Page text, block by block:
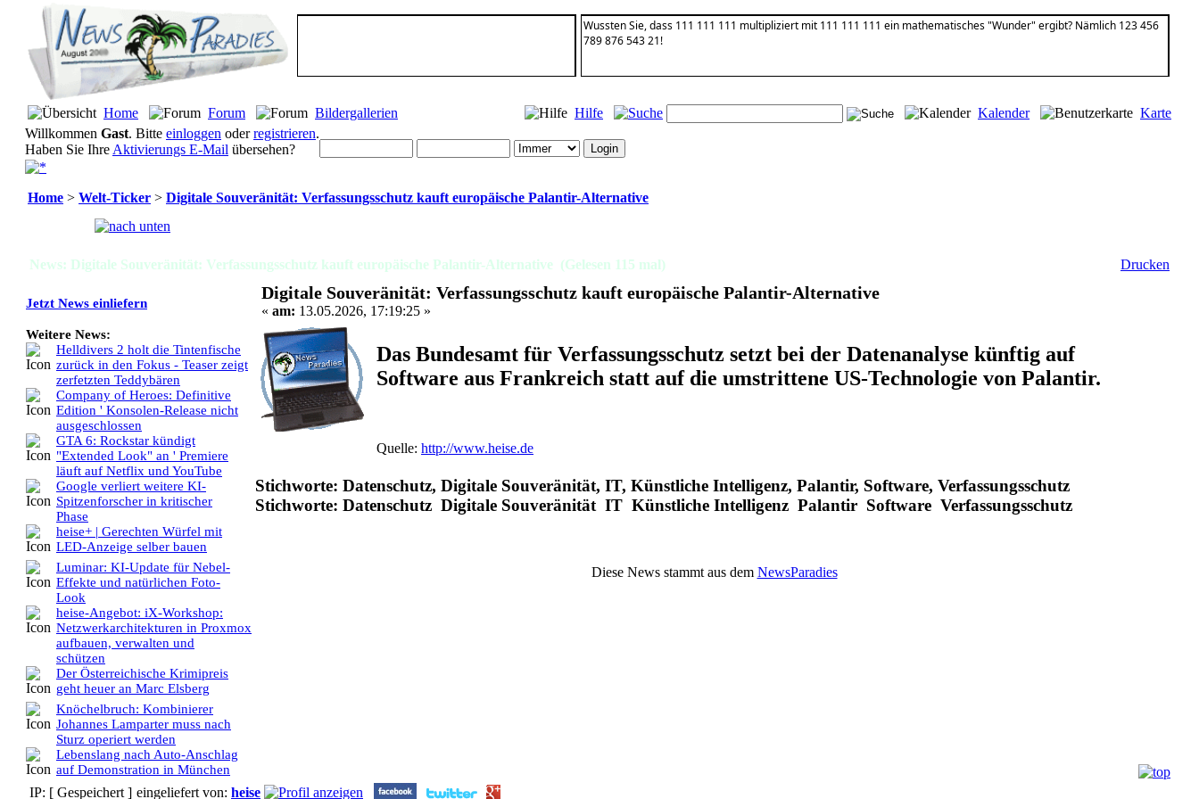
Wussten Sie, dass 111 111 111 multipliziert mit 111 111 111 ein mathematisches "Wunder" ergibt? Nämlich 123 456
789 876 543 21!
Home Forum Bildergallerien Hilfe Kalender
Karte
Willkommen Gast. Bitte einloggen oderregistrieren.
Haben Sie Ihre Aktivierungs E-Mail übersehen?
Home > Welt-Ticker > Digitale Souveränität: Verfassungsschutz kauft europäische Palantir-Alternative
News: Digitale Souveränität: Verfassungsschutz kauft europäische Palantir-Alternative (Gelesen 115 mal) Drucken
Jetzt News einliefern
Weitere News:
Helldivers 2 holt die Tintenfische
zurück in den Fokus - Teaser zeigt
zerfetzten Teddybären
Company of Heroes: Definitive
Edition ' Konsolen-Release nicht
ausgeschlossen
GTA 6: Rockstar kündigt
"Extended Look" an ' Premiere
läuft auf Netflix und YouTube
Google verliert weitere KI-
Spitzenforscher in kritischer
Phase
heise+ | Gerechten Würfel mit
LED-Anzeige selber bauen
Luminar: KI-Update für Nebel-
Effekte und natürlichen Foto-
Look
heise-Angebot: iX-Workshop:
Netzwerkarchitekturen in Proxmox
aufbauen, verwalten und
schützen
Der Österreichische Krimipreis
geht heuer an Marc Elsberg
Knöchelbruch: Kombinierer
Johannes Lamparter muss nach
Sturz operiert werden
Lebenslang nach Auto-Anschlag
auf Demonstration in München
Digitale Souveränität: Verfassungsschutz kauft europäische Palantir-Alternative
« am: 13.05.2026, 17:19:25 »
Das Bundesamt für Verfassungsschutz setzt bei der Datenanalyse künftig auf
Software aus Frankreich statt auf die umstrittene US-Technologie von Palantir.
Quelle: http://www.heise.de
Stichworte: Datenschutz, Digitale Souveränität, IT, Künstliche Intelligenz, Palantir, Software, Verfassungsschutz
Stichworte: Datenschutz Digitale Souveränität IT Künstliche Intelligenz Palantir Software Verfassungsschutz
Diese News stammt aus dem NewsParadies
IP: [ Gespeichert ] eingeliefert von: heise